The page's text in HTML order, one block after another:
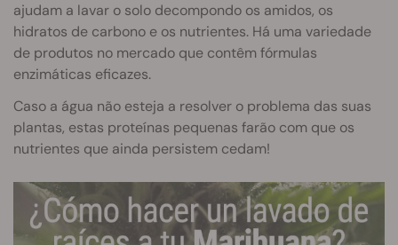
ajudam a lavar o solo decompondo os amidos, os
hidratos de carbono e os nutrientes. Há uma variedade
de produtos no mercado que contêm fórmulas
enzimáticas eficazes.
Caso a água não esteja a resolver o problema das suas
plantas, estas proteínas pequenas farão com que os
nutrientes que ainda persistem cedam!